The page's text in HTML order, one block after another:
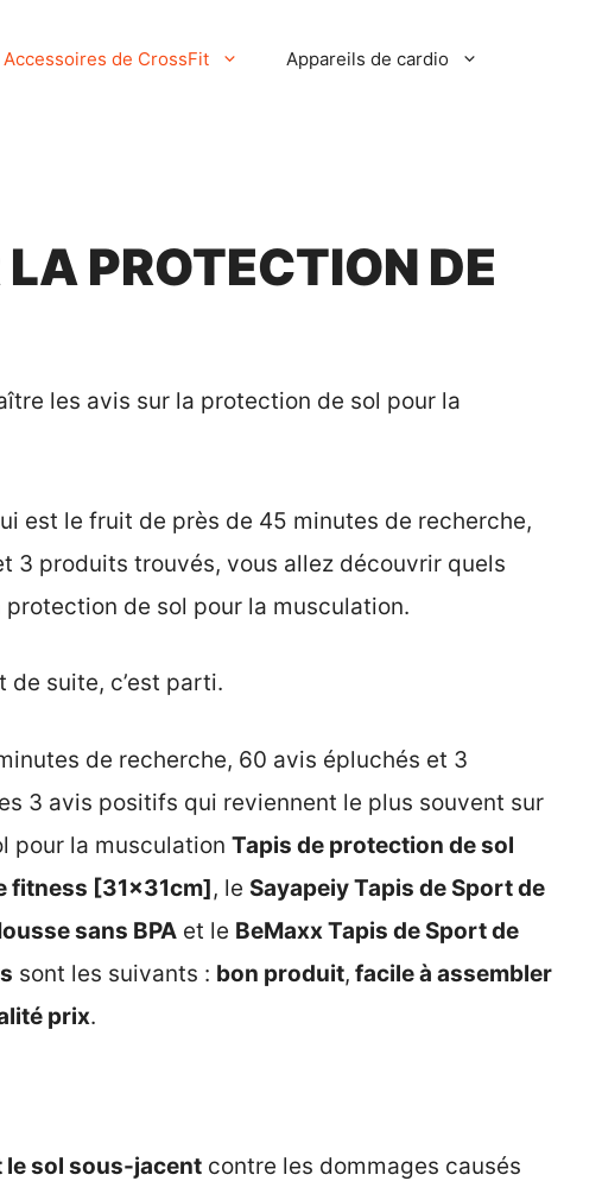
Accessoires de CrossFit Appareils de cardio
PROTECTION DE
les avis sur la protection de sol pour la
est le fruit de près de 45 minutes de recherche,
3 produits trouvés, vous allez découvrir quels
protection de sol pour la musculation.
de suite, c’est parti.
de recherche, 60 avis épluchés et 3
3 avis positifs qui reviennent le plus souvent sur
pour la musculation Tapis de protection de sol
fitness [31x31cm], le Sayapeiy Tapis de Sport de
sans BPA et le BeMaxx Tapis de Sport de
sont les suivants : bon produit, facile à assembler
prix.
le sol sous-jacent contre les dommages causés